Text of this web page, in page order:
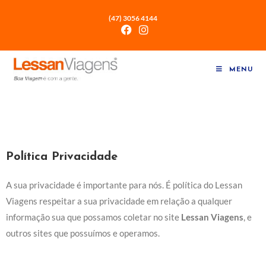
(47) 3056 4144
MENU
Política Privacidade
A sua privacidade é importante para nós. É política do Lessan
Viagens respeitar a sua privacidade em relação a qualquer
informação sua que possamos coletar no site Lessan Viagens, e
outros sites que possuímos e operamos.